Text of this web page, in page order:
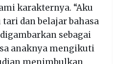
karakternya. “Aku
dan belajar bahasa
sebagai
anaknya mengikuti